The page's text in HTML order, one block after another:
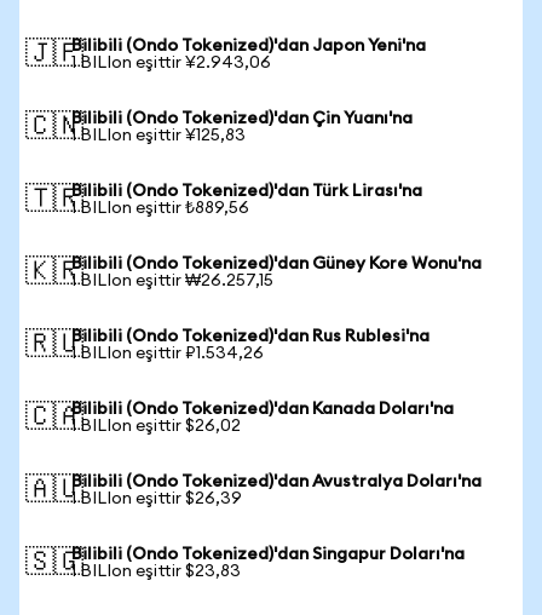
🇯🇵Bilibili (Ondo Tokenized)'dan Japon Yeni'na
1 BILIon eşittir ¥2.943,06
🇨🇳Bilibili (Ondo Tokenized)'dan Çin Yuanı'na
1 BILIon eşittir ¥125,83
🇹🇷Bilibili (Ondo Tokenized)'dan Türk Lirası'na
1 BILIon eşittir ₺889,56
🇰🇷Bilibili (Ondo Tokenized)'dan Güney Kore Wonu'na
1 BILIon eşittir ₩26.257,15
🇷🇺Bilibili (Ondo Tokenized)'dan Rus Rublesi'na
1 BILIon eşittir ₽1.534,26
🇨🇦Bilibili (Ondo Tokenized)'dan Kanada Doları'na
1 BILIon eşittir $26,02
🇦🇺Bilibili (Ondo Tokenized)'dan Avustralya Doları'na
1 BILIon eşittir $26,39
🇸🇬Bilibili (Ondo Tokenized)'dan Singapur Doları'na
1 BILIon eşittir $23,83